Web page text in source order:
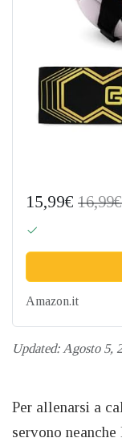
15,99€ 16,99€
Amazon.it
Updated:Agosto 5,
Per allenarsi a
servono